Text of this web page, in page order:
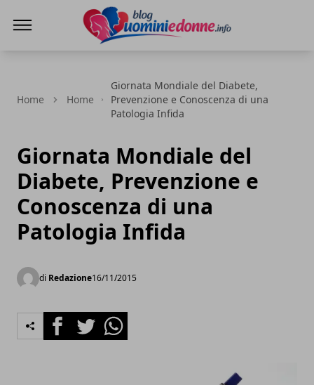
Home Home
Giornata Mondiale del Diabete,
Prevenzione e Conoscenza di una
Patologia Infida
Giornata Mondiale del
Diabete, Prevenzione e
Conoscenza di una
Patologia Infida
di Redazione16/11/2015
FacebookTwitterWhatsapp